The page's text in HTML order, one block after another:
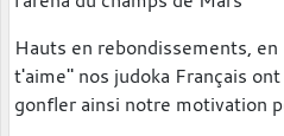
Hauts en rebondissements,
t'aime" nos judoka Français
gonfler ainsi notre motivation